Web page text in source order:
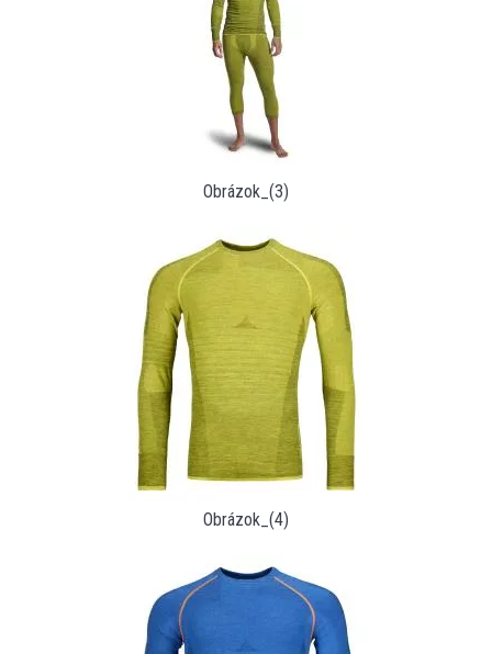
Obrázok_(3)
Obrázok_(4)